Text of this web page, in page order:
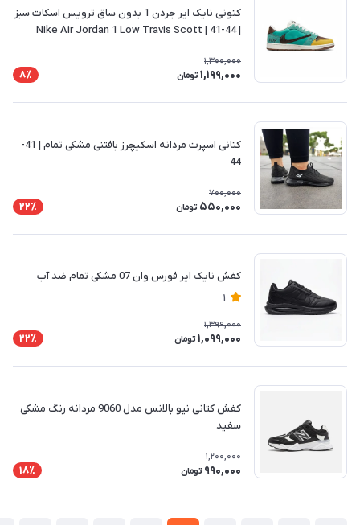
کتونی نایک ایر جردن 1 بدون ساق ترویس اسکات سبز
| Nike Air Jordan 1 Low Travis Scott | 41-44
1,300,000
1,199,000 تومان 8٪
کتانی اسپرت مردانه اسکیچرز بافتنی مشکی تمام | 41-
44
700,000
550,000 تومان 22٪
کفش نایک ایر فورس وان 07 مشکی تمام ضد آب
1
1,399,000
1,099,000 تومان 22٪
کفش کتانی نیو بالانس مدل 9060 مردانه رنگ مشکی
سفید
1,200,000
990,000 تومان 18٪